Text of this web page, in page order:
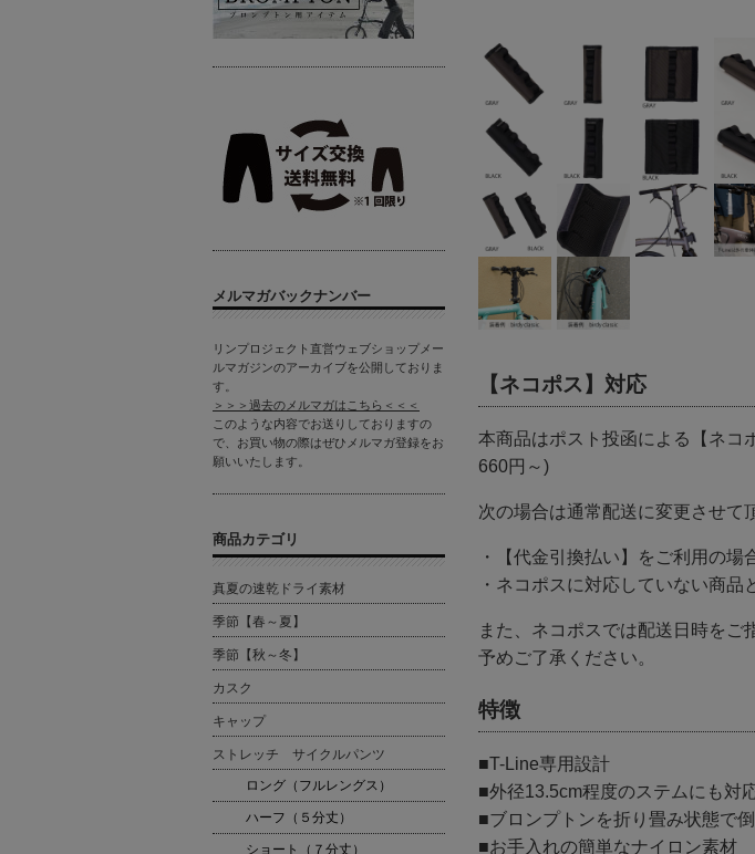
【ネコポス】対応
本商品はポスト投函による【ネ
660円～)
次の場合は通常配送に変更させて
・【代金引換払い】をご利用の場
・ネコポスに対応していない商品
また、ネコポスでは配送日時をご
予めご了承ください。
特徴
■T-Line専用設計
■外径13.5cm程度のステムにも対
■ブロンプトンを折り畳み状態で
■お手入れの簡単なナイロン素材
メルマガバックナンバー
リンプロジェクト直営ウェブショップメー
ルマガジンのアーカイブを公開しておりま
す。
＞＞＞過去のメルマガはこちら＜＜＜
このような内容でお送りしておりますの
で、お買い物の際はぜひメルマガ登録をお
願いいたします。
商品カテゴリ
真夏の速乾ドライ素材
季節【春～夏】
季節【秋～冬】
カスク
キャップ
ストレッチ サイクルパンツ
ロング（フルレングス）
ハーフ（５分丈）
ショート（７分丈）